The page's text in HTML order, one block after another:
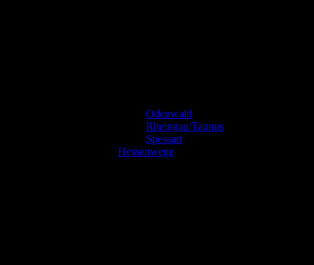
Odenwald
Rheingau/Taunus
Spessart
Hessenwege